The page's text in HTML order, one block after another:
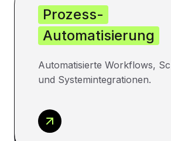
Prozess-
Automatisierung
Automatisierte Workflows,
und Systemintegrationen.